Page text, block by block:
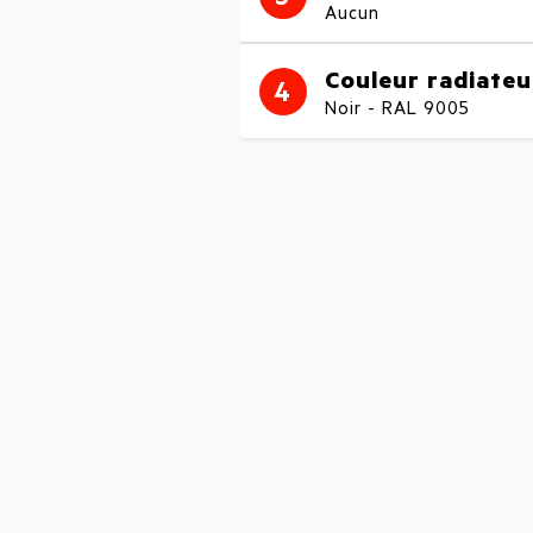
Aucun
4 Couleur
Noir - RAL 9005